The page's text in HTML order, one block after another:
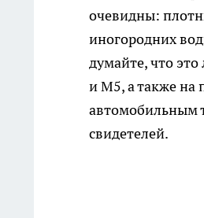
очевидны:
иногородних
думайте, что
и М5, а также на
автомобильным
свидетелей.